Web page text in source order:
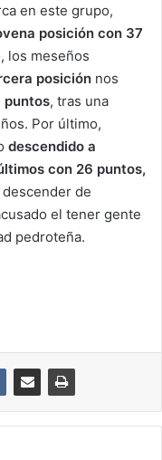
en este grupo,
posición con 37
los meseños
posición nos
puntos, tras una
Por último,
descendido a
con 26 puntos,
de
el tener gente
pedroteña.